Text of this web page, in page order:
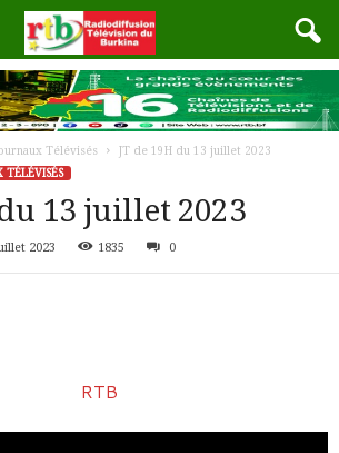
Télévisés
JT de 19H du 13 juillet 2023
TÉLÉVISÉS
13 juillet 2023
2023 1835 0